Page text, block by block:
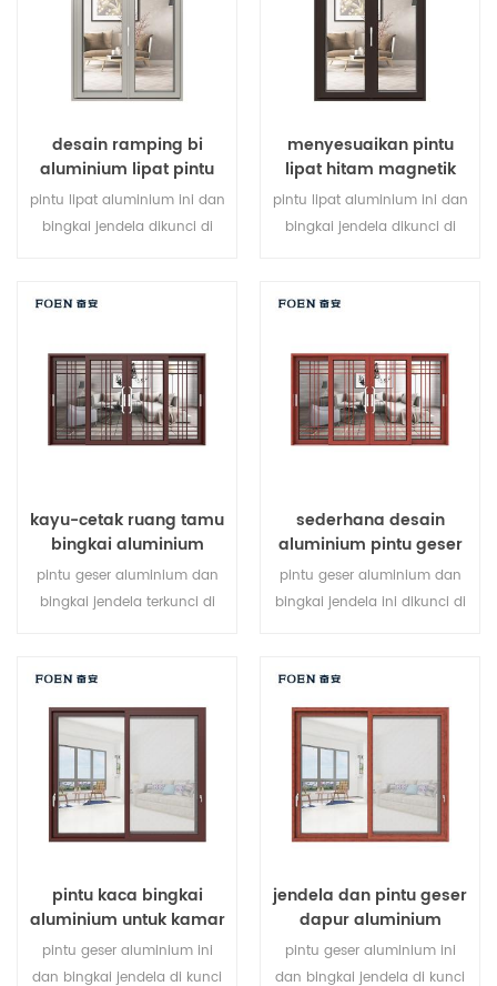
kebutuhan arsitektur.
desain ramping bi
aluminium lipat pintu
kaca ganda
pintu lipat aluminium ini dan
bingkai jendela dikunci di
anti-pencurian sangat baik.
memenuhi berbagai
kebutuhan arsitektur.
menyesuaikan pintu
lipat hitam magnetik
besar penggunaan
tahan lama
pintu lipat aluminium ini dan
bingkai jendela dikunci di
anti-pencurian sangat baik.
memenuhi berbagai
kebutuhan arsitektur.
kayu-cetak ruang tamu
bingkai aluminium
sistem jendela geser
pintu geser aluminium dan
bingkai jendela terkunci di
anti-pencurian sangat baik.
berbagai jenis pintu untuk
kebutuhan arsitektur.
sederhana desain
aluminium pintu geser
cetak kayu kamar tidur
pintu geser aluminium dan
bingkai jendela ini dikunci di
keselamatan sangat baik.
berbagai jenis pintu untuk
kebutuhan arsitektur.
pintu kaca bingkai
aluminium untuk kamar
mandi internal
pintu geser aluminium ini
dan bingkai jendela di kunci
jendela dan pintu geser
dapur aluminium
pintu geser aluminium ini
dan bingkai jendela di kunci